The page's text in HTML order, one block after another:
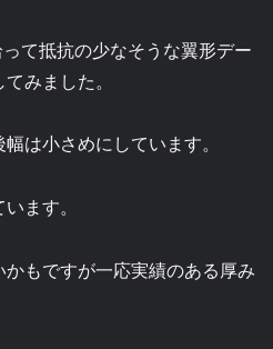
て抵抗の少なそうな翼形デー
みました。
は小さめにしています。
ます。
もですが一応実績のある厚み